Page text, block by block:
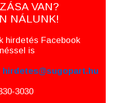
VAN?
NÁLUNK!
hirdetés Facebook
is
hirdetes@sugopart.hu
3030